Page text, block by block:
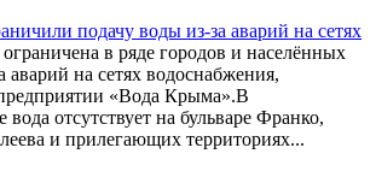
подачу воды из-за аварий на сетях
в ряде городов и населённых
аварий на сетях водоснабжения,
«Вода Крыма».В
отсутствует на бульваре Франко,
и прилегающих территориях...